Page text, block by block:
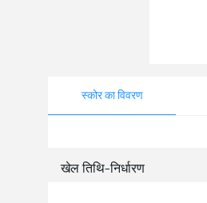
स्कोर का विवरण
खेल तिथि-निर्धारण